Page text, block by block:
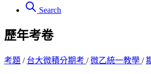
Search
歷年考卷
考題 / 台大微積分期考 /微乙統一教學 /